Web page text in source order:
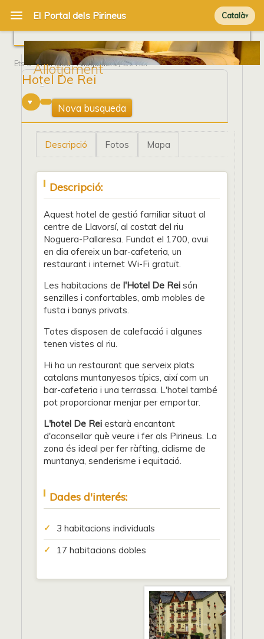
Català
Allotjament
Ets a Portada/Allotjament/ De Rei
Hotel De Rei
1
Nova busqueda
Descripció Fotos Mapa
Descripció:
Aquest hotel de gestió familiar situat al
centre de Llavorsí, al costat del riu
Noguera-Pallaresa. Fundat el 1700, avui
en dia ofereix un bar-cafeteria, un
restaurant i internet Wi-Fi gratuït.
Les habitacions de l'Hotel De Rei són
senzilles i confortables, amb mobles de
fusta i banys privats.
Totes disposen de calefacció i algunes
tenen vistes al riu.
Hi ha un restaurant que serveix plats
catalans muntanyesos típics, així com un
bar-cafeteria i una terrassa. L'hotel també
pot proporcionar menjar per emportar.
L'hotel De Rei estarà encantant
d'aconsellar què veure i fer als Pirineus. La
zona és ideal per fer ràfting, ciclisme de
muntanya, senderisme i equitació.
Dades d'interés:
3 habitacions individuals
17 habitacions dobles